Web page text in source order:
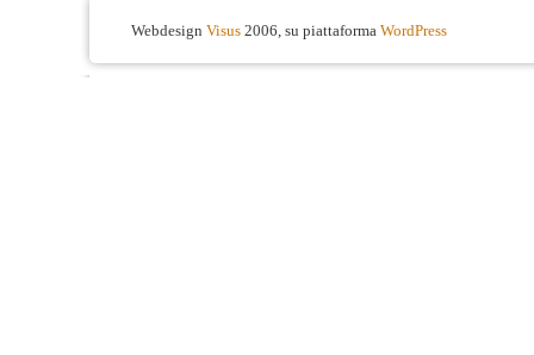
Webdesign Visus 2006, su piattaforma WordPress